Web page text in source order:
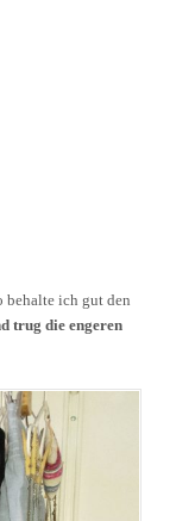
behalte ich gut den
trug die engeren